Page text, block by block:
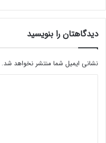
س
ل
ق
ل
ر
و
دیدگاهتان را بنویسید
نشانی ایمیل شما منتشر نخواهد شد.